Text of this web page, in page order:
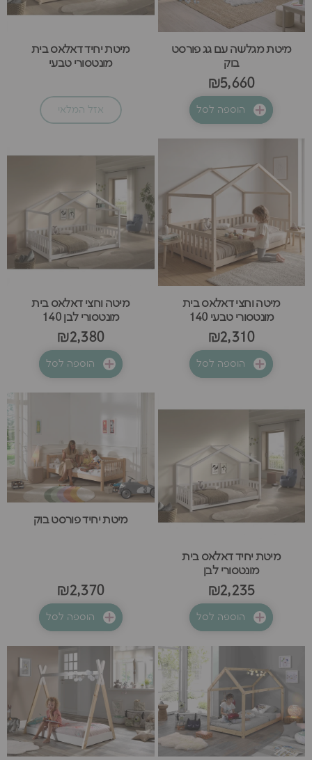
מיטת מגלשה עם גג פורסט
בוק
₪5,660
הוספה לסל
מיטת יחיד דאלאס בית
מונטסורי טבעי
אזל המלאי
מיטה וחצי דאלאס בית
מונטסורי טבעי 140
₪2,310
הוספה לסל
מיטה וחצי דאלאס בית
מונטסורי לבן 140
₪2,380
הוספה לסל
מיטת יחיד דאלאס בית
מונטסורי לבן
₪2,235
הוספה לסל
מיטת יחיד פורסט בוק
₪2,370
הוספה לסל